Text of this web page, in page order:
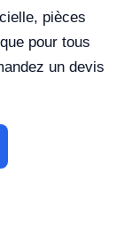
pièces
pour tous
un devis